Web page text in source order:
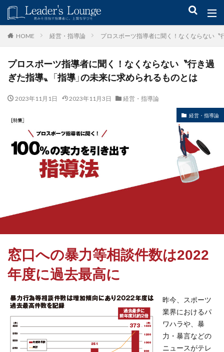
HOME 経営・指導論 プロスポーツ指導者に聞く！なくならない〝
プロスポーツ指導者に聞く！なくならない〝行き過
ぎた指導〟「指導」の未来に求められるものとは
2023年11月1日 2023年11月3日 経営・指導論
経営・指導論
窓口への暴力等相談件数は2022
年度に過去最高に
昨今、スポーツ
業界におけるパ
ワハラや、暴
力・暴言などの
ニュースがテレ
キーワード
青木仁志 モチベーションアップ 後継者育成 事業承継
新規事業
タグ
組織力 目標設定
日本青年会議所